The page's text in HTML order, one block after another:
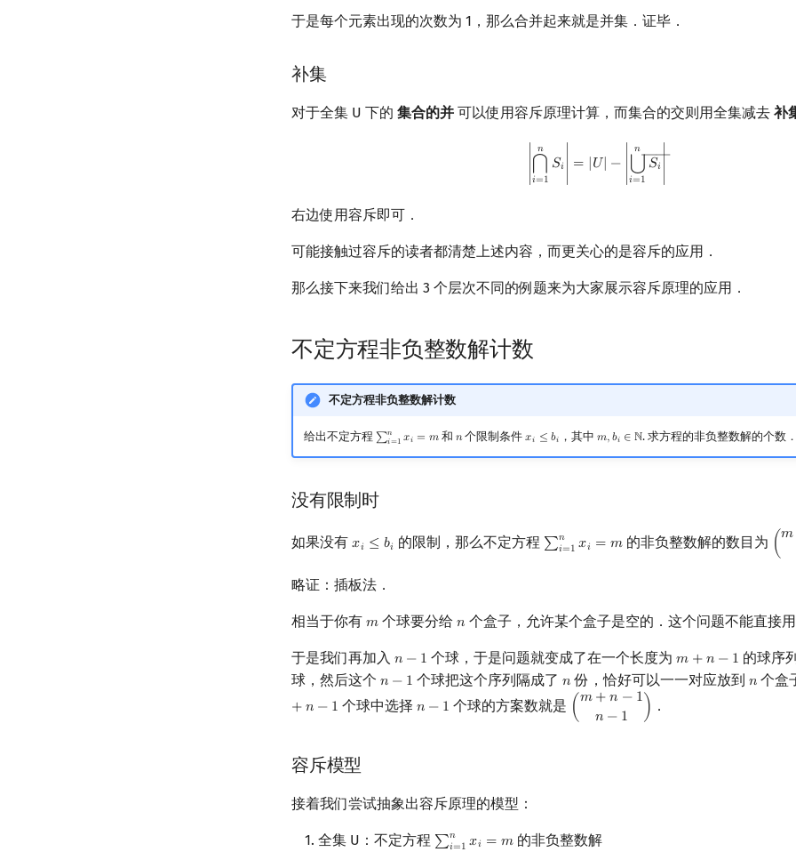
于是每个元素出现的次数为 1，那么合并起来就是并集．证毕．
补集
对于全集 U 下的 集合的并 可以使用容斥原理计算，而集合的交则用全集减去 补
𝑛
⋂
𝑖=1
𝑆𝑖 = |𝑈| −
𝑛
⋃
𝑖=1
――
𝑆𝑖
i= i=1nSi―
右边使用容斥即可．
可能接触过容斥的读者都清楚上述内容，而更关心的是容斥的应用．
那么接下来我们给出 3 个层次不同的例题来为大家展示容斥原理的应用．
不定方程非负整数解计数
不定方程非负整数解计数
给出不定方程 ∑𝑛
𝑖=1 𝑥𝑖 = 𝑚
∑i=1n xi= m 和 𝑛
n个限制条件𝑥𝑖 ≤ 𝑏𝑖
xi≤ bi ，其中 𝑚,𝑏𝑖 ∈ ℕ
m,bi∈N . 求方程的非负整数解的个数．
没有限制时
如果没有 𝑥𝑖 ≤ 𝑏𝑖
xi≤b 的限制，那么不定方程 ∑𝑛
𝑖=1 𝑥𝑖 = 𝑚
∑i=1n xi= m 的非负整数解的数目为 (𝑚
(m
略证：插板法．
相当于你有 𝑚
m 个球要分给𝑛
n 个盒子，允许某个盒子是空的．这个问题不能直接用
于是我们再加入 𝑛 − 1
n −1 个球，于是问题就变成了在一个长度为𝑚 +𝑛 − 1
m +n −1 的球序
球，然后这个 𝑛 − 1
n −1 个球把这个序列隔成了𝑛
n 份，恰好可以一一对应放到 𝑛
n 个盒
+𝑛 − 1 个球中选择𝑛 − 1
n −1 个球的方案数就是 ( 𝑚+𝑛 − 1
𝑛 − 1 )
(m n− ．
容斥模型
接着我们尝试抽象出容斥原理的模型：
全集 U：不定方程 ∑𝑛
𝑖=1 𝑥𝑖 = 𝑚
∑i=1n xi= m
的非负整数解